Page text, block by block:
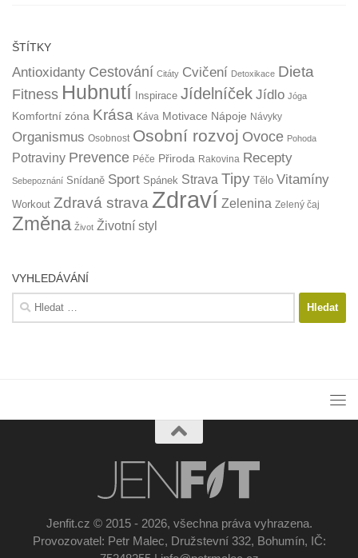
ŠTÍTKY
Antioxidanty Cestování Citáty Cvičení Detoxikace Dieta
Fitness Hubnutí Inspirace Jídelníček Jídlo Jóga
Komfortní zóna Krása Káva Motivace Nápoje Návyky
Organismus Osobnost Osobní rozvoj Ovoce Pohoda
Potraviny Prevence Péče Přiroda Rakovina Recepty
Sebepoznání Snídaně Sport Spánek Strava Tipy Tělo Vitamíny
Workout Zdravá strava Zdraví Zelenina Zelený čaj
Změna Život Životní styl
VYHLEDÁVÁNÍ
Vyhledávání
Jenfit.cz © 2015 - 2026, všechna práva vyhrazena.
Provozovatel: Petr Malec, Družstevní 332, Bohumín, IČ: